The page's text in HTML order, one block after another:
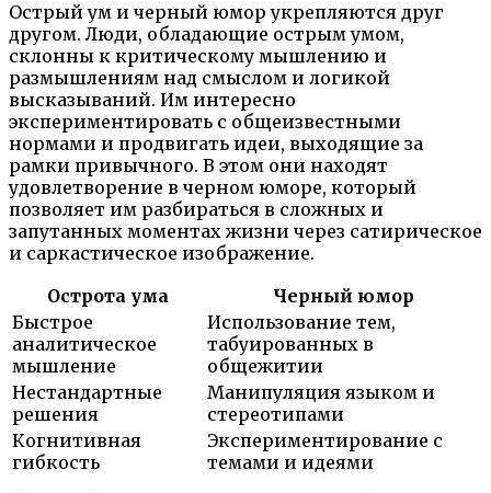
Острый ум и черный юмор укрепляются друг
другом. Люди, обладающие острым умом,
склонны к критическому мышлению и
размышлениям над смыслом и логикой
высказываний. Им интересно
экспериментировать с общеизвестными
нормами и продвигать идеи, выходящие за
рамки привычного. В этом они находят
удовлетворение в черном юморе, который
позволяет им разбираться в сложных и
запутанных моментах жизни через сатирическое
и саркастическое изображение.
Острота ума
Черный юмор
Быстрое
аналитическое
мышление
Использование тем,
табуированных в
общежитии
Нестандартные
решения
Манипуляция языком и
стереотипами
Когнитивная
гибкость
Экспериментирование с
темами и идеями